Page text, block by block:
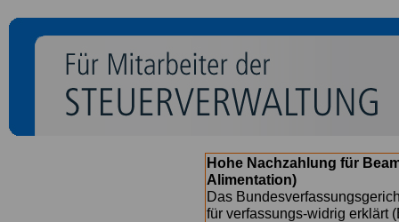
Hohe Nachzahlung für
Alimentation)
Das
für verfassungs-widrig erklärt